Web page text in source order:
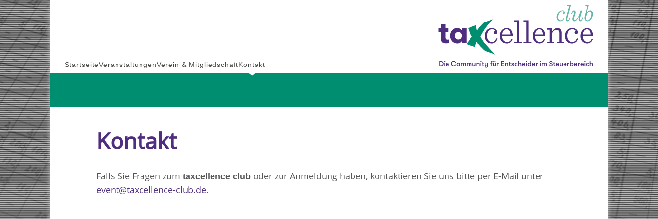
Skip
to
content
StartseiteVeranstaltungenVerein & MitgliedschaftKontakt
Kontakt
Falls Sie Fragen zum taxcellence club oder zur Anmeldung haben, kontaktieren Sie uns bitte per E-Mail unter
event@taxcellence-club.de.